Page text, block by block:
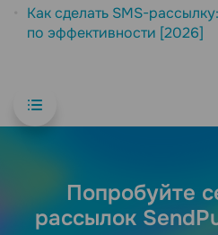
Как сделать SMS-
по эффективности [2026]
Попробуйте
рассылок